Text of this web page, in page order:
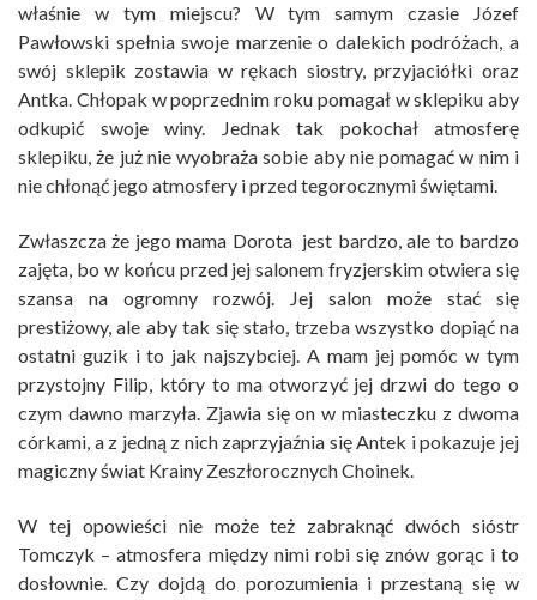
właśnie w tym miejscu? W tym samym czasie Józef
Pawłowski spełnia swoje marzenie o dalekich podróżach, a
swój sklepik zostawia w rękach siostry, przyjaciółki oraz
Antka. Chłopak w poprzednim roku pomagał w sklepiku aby
odkupić swoje winy. Jednak tak pokochał atmosferę
sklepiku, że już nie wyobraża sobie aby nie pomagać w nim i
nie chłonąć jego atmosfery i przed tegorocznymi świętami.
Zwłaszcza że jego mama Dorota jest bardzo, ale to bardzo
zajęta, bo w końcu przed jej salonem fryzjerskim otwiera się
szansa na ogromny rozwój. Jej salon może stać się
prestiżowy, ale aby tak się stało, trzeba wszystko dopiąć na
ostatni guzik i to jak najszybciej. A mam jej pomóc w tym
przystojny Filip, który to ma otworzyć jej drzwi do tego o
czym dawno marzyła. Zjawia się on w miasteczku z dwoma
córkami, a z jedną z nich zaprzyjaźnia się Antek i pokazuje jej
magiczny świat Krainy Zeszłorocznych Choinek.
W tej opowieści nie może też zabraknąć dwóch sióstr
Tomczyk – atmosfera między nimi robi się znów gorąc i to
dosłownie. Czy dojdą do porozumienia i przestaną się w